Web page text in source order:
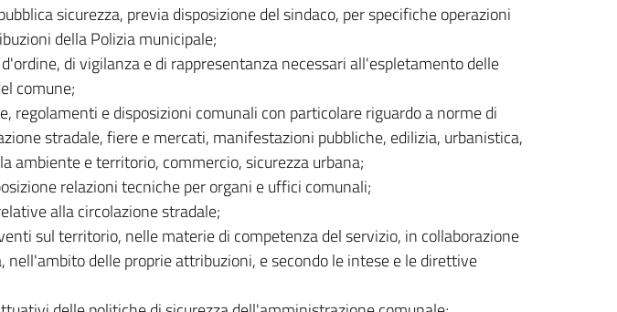
sicurezza, previa disposizione del sindaco, per specifiche operazioni
della Polizia municipale;
di vigilanza e di rappresentanza necessari all'espletamento delle
comune;
regolamenti e disposizioni comunali con particolare riguardo a norme di
stradale, fiere e mercati, manifestazioni pubbliche, edilizia, urbanistica,
ambiente e territorio, commercio, sicurezza urbana;
relazioni tecniche per organi e uffici comunali;
alla circolazione stradale;
sul territorio, nelle materie di competenza del servizio, in collaborazione
nell'ambito delle proprie attribuzioni, e secondo le intese e le direttive